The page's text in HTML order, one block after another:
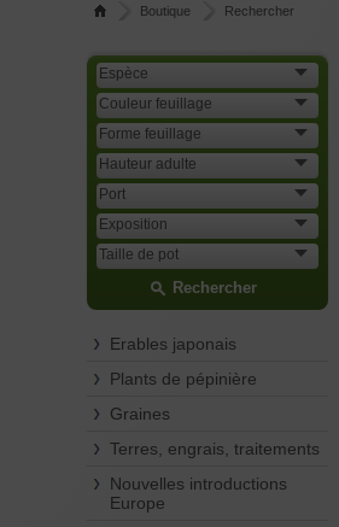
Boutique Rechercher
Rechercher
Erables japonais
Plants de pépinière
Graines
Terres, engrais, traitements
Nouvelles introductions
Europe